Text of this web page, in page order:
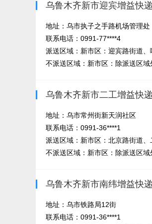
乌鲁木齐新市迎宾增益快递
地址：乌市执子之手路机场管理处
联系电话：0991-77****4
派送区域：新市区：迎宾路街道
不派送区域：新市区：除派送区域
乌鲁木齐新市二工增益快递
地址：乌市常州街新天润社区
联系电话：0991-36****1
派送区域：新市区：北京路街道、
不派送区域：新市区：除派送区域
乌鲁木齐新市南纬增益快递
地址：乌市铁路局12街
联系电话：0991-36****1